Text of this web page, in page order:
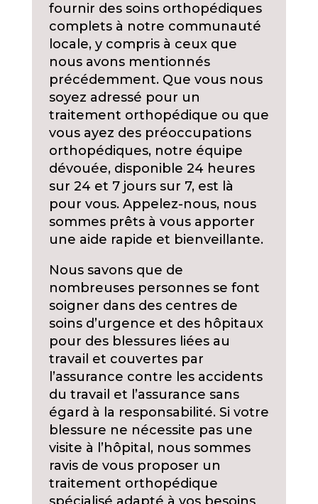
fournir des soins orthopédiques
complets à notre communauté
locale, y compris à ceux que
nous avons mentionnés
précédemment. Que vous nous
soyez adressé pour un
traitement orthopédique ou que
vous ayez des préoccupations
orthopédiques, notre équipe
dévouée, disponible 24 heures
sur 24 et 7 jours sur 7, est là
pour vous. Appelez-nous, nous
sommes prêts à vous apporter
une aide rapide et bienveillante.
Nous savons que de
nombreuses personnes se font
soigner dans des centres de
soins d’urgence et des hôpitaux
pour des blessures liées au
travail et couvertes par
l’assurance contre les accidents
du travail et l’assurance sans
égard à la responsabilité. Si votre
blessure ne nécessite pas une
visite à l’hôpital, nous sommes
ravis de vous proposer un
traitement orthopédique